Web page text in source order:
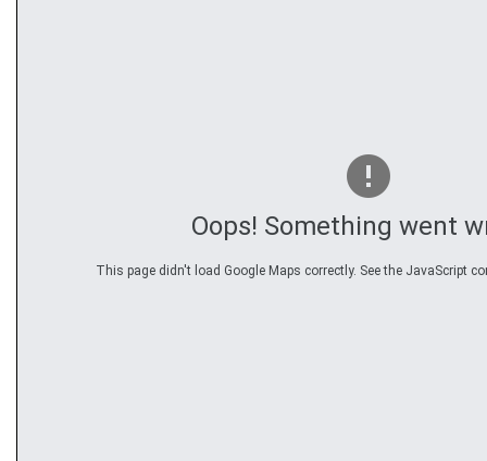
Oops! Something went
This page didn't load Google Maps correctly. See the JavaScript